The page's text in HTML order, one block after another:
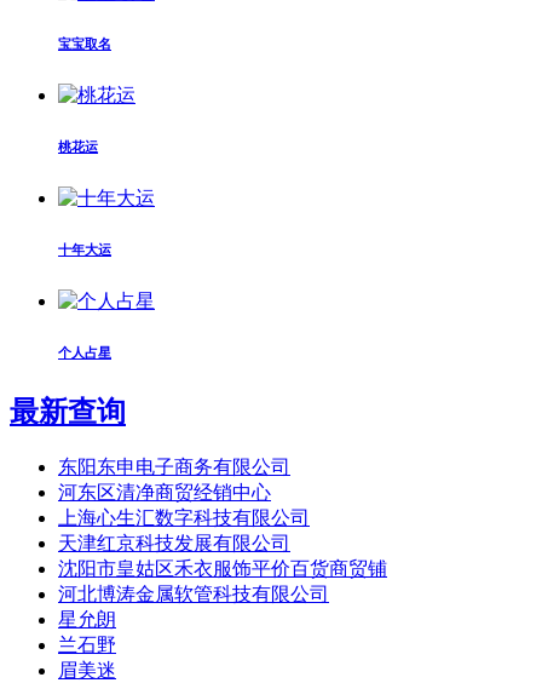
宝宝取名
桃花运
十年大运
个人占星
最新查询
东阳东申电子商务有限公司
河东区清净商贸经销中心
上海心生汇数字科技有限公司
天津红京科技发展有限公司
沈阳市皇姑区禾衣服饰平价百货商贸铺
河北博涛金属软管科技有限公司
星允朗
兰石野
眉美迷